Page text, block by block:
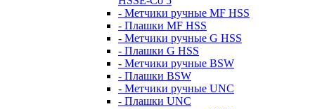
- Метчики ручные MF HSS
- Плашки MF HSS
- Метчики ручные G HSS
- Плашки G HSS
- Метчики ручные BSW
- Плашки BSW
- Метчики ручные UNC
- Плашки UNC